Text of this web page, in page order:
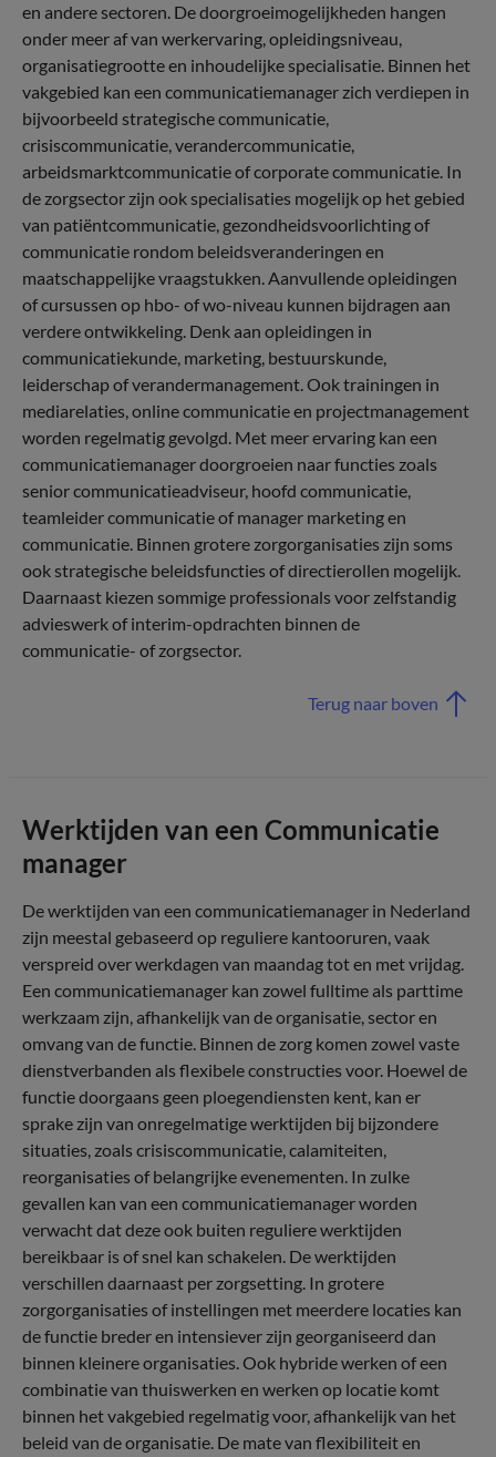
en andere sectoren. De doorgroeimogelijkheden hangen
onder meer af van werkervaring, opleidingsniveau,
organisatiegrootte en inhoudelijke specialisatie. Binnen het
vakgebied kan een communicatiemanager zich verdiepen in
bijvoorbeeld strategische communicatie,
crisiscommunicatie, verandercommunicatie,
arbeidsmarktcommunicatie of corporate communicatie. In
de zorgsector zijn ook specialisaties mogelijk op het gebied
van patiëntcommunicatie, gezondheidsvoorlichting of
communicatie rondom beleidsveranderingen en
maatschappelijke vraagstukken. Aanvullende opleidingen
of cursussen op hbo- of wo-niveau kunnen bijdragen aan
verdere ontwikkeling. Denk aan opleidingen in
communicatiekunde, marketing, bestuurskunde,
leiderschap of verandermanagement. Ook trainingen in
mediarelaties, online communicatie en projectmanagement
worden regelmatig gevolgd. Met meer ervaring kan een
communicatiemanager doorgroeien naar functies zoals
senior communicatieadviseur, hoofd communicatie,
teamleider communicatie of manager marketing en
communicatie. Binnen grotere zorgorganisaties zijn soms
ook strategische beleidsfuncties of directierollen mogelijk.
Daarnaast kiezen sommige professionals voor zelfstandig
advieswerk of interim-opdrachten binnen de
communicatie- of zorgsector.
Terug naar boven
Werktijden van een Communicatie
manager
De werktijden van een communicatiemanager in Nederland
zijn meestal gebaseerd op reguliere kantooruren, vaak
verspreid over werkdagen van maandag tot en met vrijdag.
Een communicatiemanager kan zowel fulltime als parttime
werkzaam zijn, afhankelijk van de organisatie, sector en
omvang van de functie. Binnen de zorg komen zowel vaste
dienstverbanden als flexibele constructies voor. Hoewel de
functie doorgaans geen ploegendiensten kent, kan er
sprake zijn van onregelmatige werktijden bij bijzondere
situaties, zoals crisiscommunicatie, calamiteiten,
reorganisaties of belangrijke evenementen. In zulke
gevallen kan van een communicatiemanager worden
verwacht dat deze ook buiten reguliere werktijden
bereikbaar is of snel kan schakelen. De werktijden
verschillen daarnaast per zorgsetting. In grotere
zorgorganisaties of instellingen met meerdere locaties kan
de functie breder en intensiever zijn georganiseerd dan
binnen kleinere organisaties. Ook hybride werken of een
combinatie van thuiswerken en werken op locatie komt
binnen het vakgebied regelmatig voor, afhankelijk van het
beleid van de organisatie. De mate van flexibiliteit en